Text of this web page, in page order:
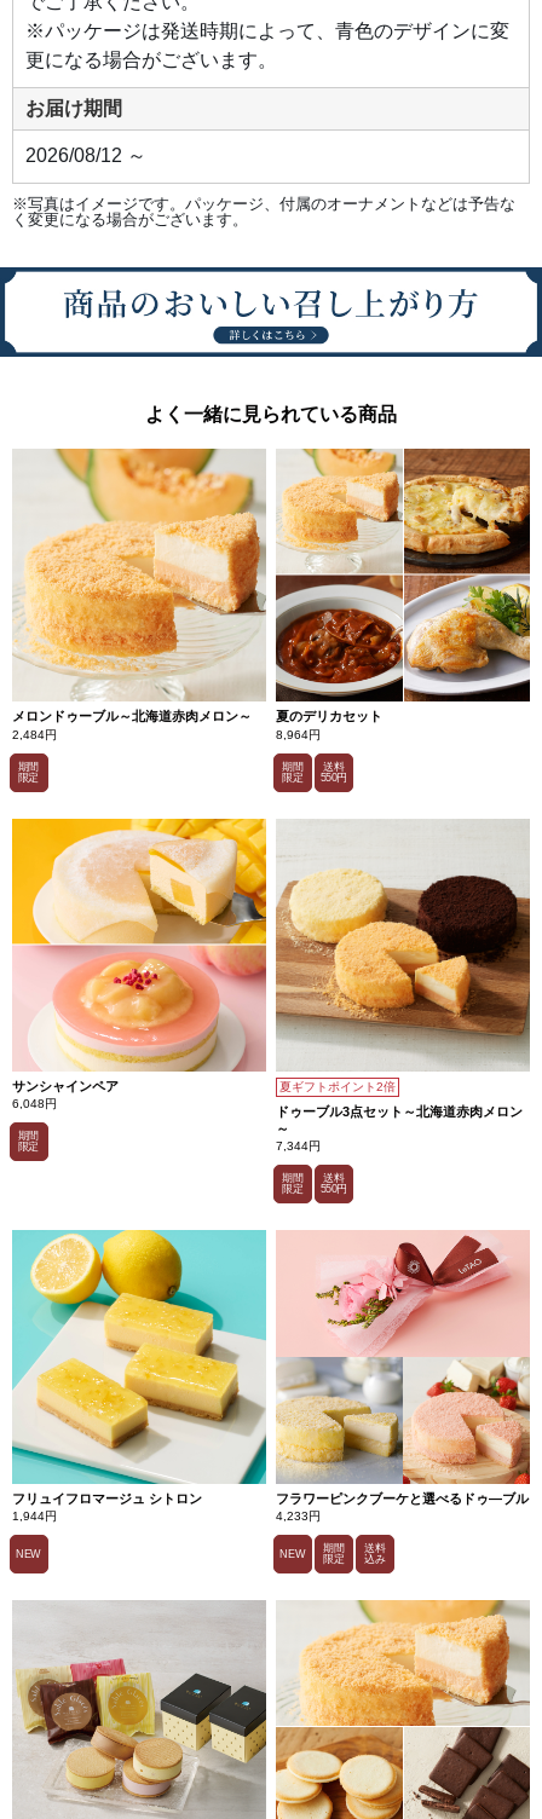
※パッケージは発送時期によって、青色のデザインに変
更になる場合がございます。
お届け期間
2026/08/12 ～
※写真はイメージです。パッケージ、付属のオーナメントなどは予告な
く変更になる場合がございます。
よく一緒に見られている商品
メロンドゥーブル～北海道赤肉メロン～
2,484円
期間
限定
夏のデリカセット
8,964円
期間
限定
送料
550円
サンシャインペア
6,048円
期間
限定
夏ギフトポイント2倍
ドゥーブル3点セット～北海道赤肉メロン
～
7,344円
期間
限定
送料
550円
フリュイフロマージュ シトロン
1,944円
NEW
フラワーピンクブーケと選べるドゥ―ブル
4,233円
NEW
期間
限定
送料
込み